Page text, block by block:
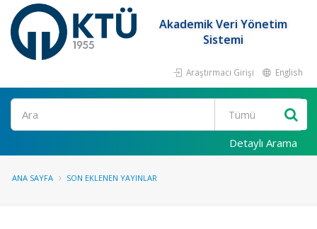
Akademik Veri Yönetim
Sistemi
Araştırmacı Girişi English
Ara
Detaylı Arama
ANA SAYFA SON EKLENEN YAYINLAR